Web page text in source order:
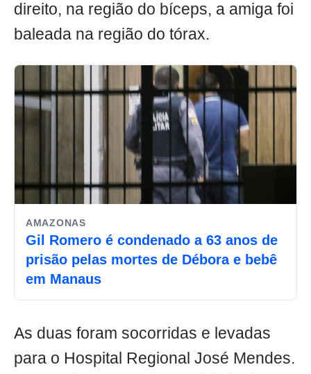
direito, na região do bíceps, a amiga foi
baleada na região do tórax.
AMAZONAS
Gil Romero é condenado a 63 anos de
prisão pelas mortes de Débora e bebê
em Manaus
As duas foram socorridas e levadas
para o Hospital Regional José Mendes.